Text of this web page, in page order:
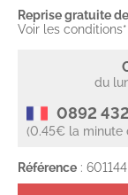
Reprise gratuite
Voir les conditions*
du
0892
(0.45€ la minute
Référence : 601144